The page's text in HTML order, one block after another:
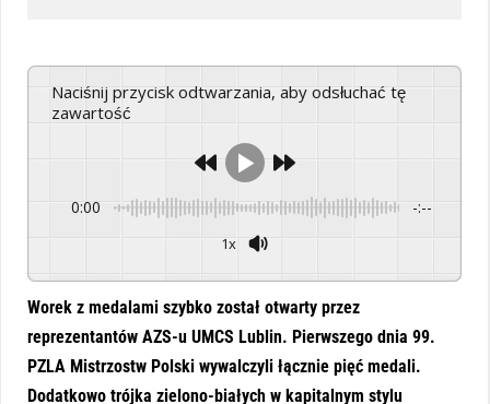
Naciśnij przycisk odtwarzania, aby odsłuchać tę
zawartość
0:00 -:--
1x
Worek z medalami szybko został otwarty przez
reprezentantów AZS-u UMCS Lublin. Pierwszego dnia 99.
PZLA Mistrzostw Polski wywalczyli łącznie pięć medali.
Dodatkowo trójka zielono-białych w kapitalnym stylu